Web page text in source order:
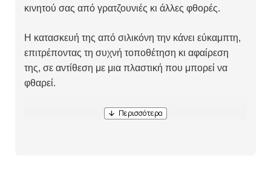
κινητού σας από γρατζουνιές κι άλλες φθορές.
Η κατασκευή της από σιλικόνη την κάνει εύκαμπτη,
επιτρέποντας τη συχνή τοποθέτηση κι αφαίρεση
της, σε αντίθεση με μια πλαστική που μπορεί να
φθαρεί.